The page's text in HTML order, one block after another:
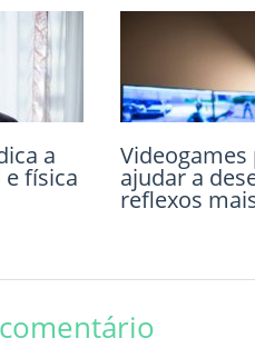
a
física
Videogames
ajudar a
reflexos
O
impacto na
psicoterapia